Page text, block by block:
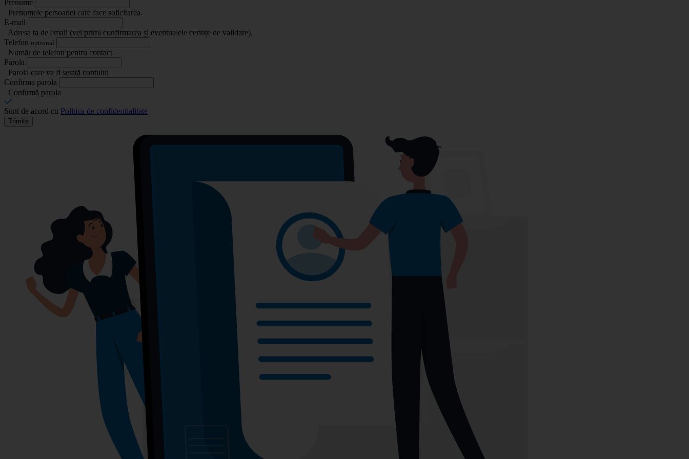
Prenume
Prenumele persoanei care face solicitarea.
E-mail
Adresa ta de email (vei primi confirmarea și eventualele cerințe de validare).
Telefon optional
Număr de telefon pentru contact.
Parola
Parola care va fi setată contului
Confirma parola
Confirmă parola
Sunt de acord cu Politica de confidentialitate
Trimite